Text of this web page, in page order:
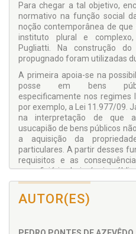
Para chegar a tal objetivo,
nor­mativo na função social
noção contemporânea de
instituto plural e
Pugliatti. Na constru­ção
propugnado foram utilizadas
A primeira apoia-se na
pos­se em bens
especificamente nos
por exemplo, a Lei 11.977/09.
na interpretação de que
usucapião de bens públicos
a aquisição da
particulares. A partir desses
requi­sitos e as
superficiária de imóveis
ênfase particular no animus da
Ao final, conclui-se que
proprie­dade
exclusão social,
AUTOR(ES)